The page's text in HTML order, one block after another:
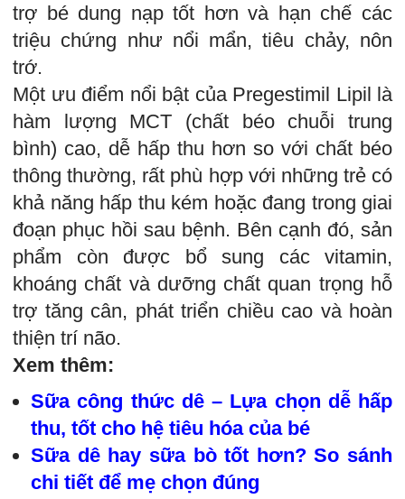
trợ bé dung nạp tốt hơn và hạn chế các
triệu chứng như nổi mẩn, tiêu chảy, nôn
trớ.
Một ưu điểm nổi bật của Pregestimil Lipil là
hàm lượng MCT (chất béo chuỗi trung
bình) cao, dễ hấp thu hơn so với chất béo
thông thường, rất phù hợp với những trẻ có
khả năng hấp thu kém hoặc đang trong giai
đoạn phục hồi sau bệnh. Bên cạnh đó, sản
phẩm còn được bổ sung các vitamin,
khoáng chất và dưỡng chất quan trọng hỗ
trợ tăng cân, phát triển chiều cao và hoàn
thiện trí não.
Xem thêm:
Sữa công thức dê – Lựa chọn dễ hấp
thu, tốt cho hệ tiêu hóa của bé
Sữa dê hay sữa bò tốt hơn? So sánh
chi tiết để mẹ chọn đúng